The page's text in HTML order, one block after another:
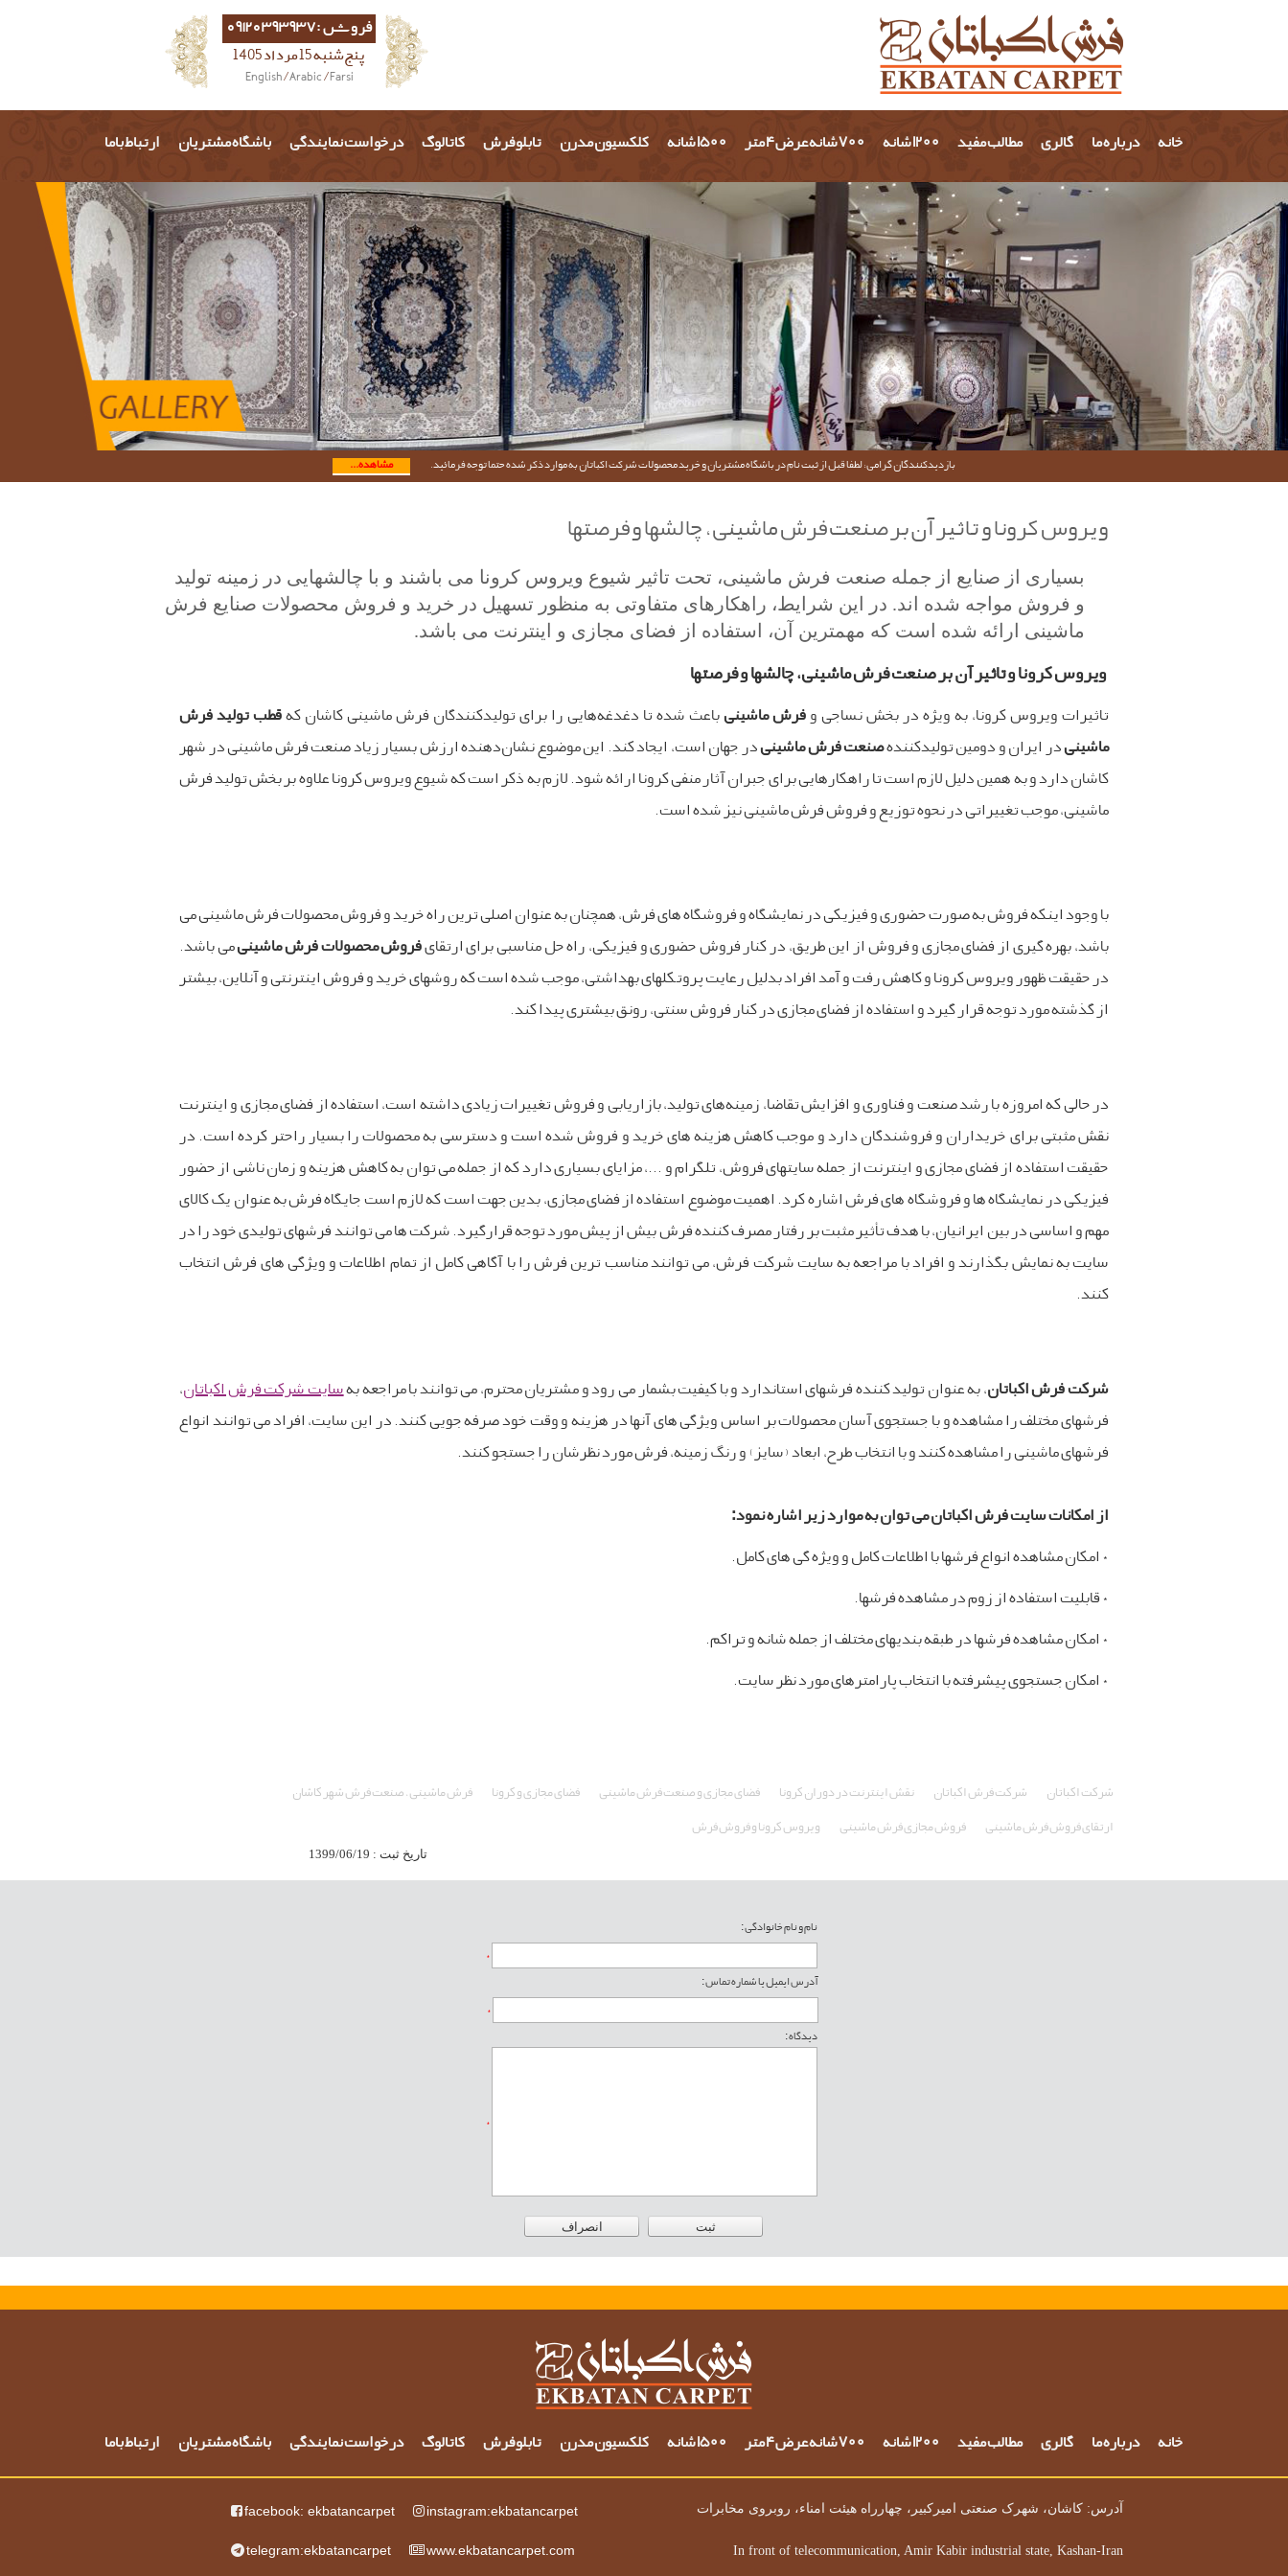
فروش :09120393937
پنج شنبه 15 مرداد 1405
English/ Arabic / Farsi
خانه درباره ما گالری مطالب مفید 1200 شانه 700 شانه عرض 4 متر 1500 شانه کلکسیون مدرن تابلو فرش کاتالوگ درخواست نمایندگی باشگاه مشتریان ارتباط باما
بازدیدکنندگان گرامی؛ لطفا قبل از ثبت نام در باشگاه مشتریان و خرید محصولات شرکت اکباتان به موارد ذکر شده حتما توجه فرمائید. مشاهده...
ویروس کرونا و تاثیر آن بر صنعت فرش ماشینی، چالشها و فرصتها
بسیاری از صنایع از جمله صنعت فرش ماشینی، تحت تاثیر شیوع ویروس کرونا می باشند و با چالشهایی در زمینه تولید
و فروش مواجه شده اند. در این شرایط، راهکارهای متفاوتی به منظور تسهیل در خرید و فروش محصولات صنایع فرش
ماشینی ارائه شده است که مهمترین آن، استفاده از فضای مجازی و اینترنت می باشد.
ویروس کرونا و تاثیر آن بر صنعت فرش ماشینی، چالشها و فرصتها
تاثیرات ویروس کرونا، به ویژه در بخش نساجی و فرش ماشینی باعث شده تا دغدغه‌هایی را برای تولیدکنندگان فرش ماشینی کاشان که قطب تولید فرش
ماشینی در ایران و دومین تولیدکنندهصنعت فرش ماشینی در جهان است، ایجاد کند. این موضوع نشان‌دهنده ارزش بسیار زیاد صنعت فرش ماشینی در شهر
کاشان دارد و به همین دلیل لازم است تا راهکارهایی برای جبران آثار منفی کرونا ارائه شود. لازم به ذکر است که شیوع ویروس کرونا علاوه بر بخش تولید فرش
ماشینی، موجب تغییراتی در نحوه توزیع و فروش فرش ماشینی نیز شده است.
با وجود اینکه فروش به صورت حضوری و فیزیکی در نمایشگاه و فروشگاه های فرش، همچنان به عنوان اصلی ترین راه خرید و فروش محصولات فرش ماشینی می
باشد، بهره گیری از فضای مجازی و فروش از این طریق، در کنار فروش حضوری و فیزیکی، راه حل مناسبی برای ارتقایفروش محصولات فرش ماشینیمی باشد.
در حقیقت ظهور ویروس کرونا و کاهش رفت و آمد افراد بدلیل رعایت پروتکلهای بهداشتی، موجب شده است که روشهای خرید و فروش اینترنتی و آنلاین، بیشتر
از گذشته مورد توجه قرار گیرد و استفاده از فضای مجازی در کنار فروش سنتی، رونق بیشتری پیدا کند.
در حالی که امروزه با رشد صنعت و فناوری و افزایش تقاضا، زمینه‌های تولید، بازاریابی و فروش تغییرات زیادی داشته است، استفاده از فضای مجازی و اینترنت
نقش مثبتی برای خریداران و فروشندگان دارد و موجب کاهش هزینه های خرید و فروش شده است و دسترسی به محصولات را بسیار راحتر کرده است. در
حقیقت استفاده از فضای مجازی و اینترنت از جمله سایتهای فروش، تلگرام و ...، مزایای بسیاری دارد که از جمله می توان به کاهش هزینه و زمان ناشی از حضور
فیزیکی در نمایشگاه ها و فروشگاه های فرش اشاره کرد. اهمیت موضوع استفاده از فضای مجازی، بدین جهت است که لازم است جایگاه فرش به عنوان یک کالای
مهم و اساسی در بین ایرانیان، با هدف تأثیر مثبت بر رفتار مصرف کننده فرش بیش از پیش مورد توجه قرارگیرد. شرکت ها می توانند فرشهای تولیدی خود را در
سایت به نمایش بگذارند و افراد با مراجعه به سایت شرکت فرش، می توانند مناسب ترین فرش را با آگاهی کامل از تمام اطلاعات و ویژگی های فرش انتخاب
کنند.
شرکت فرش اکباتان، به عنوان تولید کننده فرشهای استاندارد و با کیفیت بشمار می رود و مشتریان محترم، می توانند با مراجعه بهسایت شرکت فرش اکباتان،
فرشهای مختلف را مشاهده و با جستجوی آسان محصولات بر اساس ویژگی های آنها در هزینه و وقت خود صرفه جویی کنند. در این سایت، افراد می توانند انواع
فرشهای ماشینی را مشاهده کنند و با انتخاب طرح، ابعاد (سایز) و رنگ زمینه، فرش مورد نظرشان را جستجو کنند.
از امکانات سایت فرش اکباتان می توان به موارد زیر اشاره نمود:
* امکان مشاهده انواع فرشها با اطلاعات کامل و ویژه گی های کامل.
* قابلیت استفاده از زوم در مشاهده فرشها.
* امکان مشاهده فرشها در طبقه بندیهای مختلف از جمله شانه و تراکم.
* امکان جستجوی پیشرفته با انتخاب پارامترهای مورد نظر سایت.
شرکت اکباتان شرکت فرش اکباتان نقش اینترنت در دوران کرونا فضای مجازی و صنعت فرش ماشینی فضای مجازی و کرونا فرش ماشینی، صنعت فرش شهر کاشان
ارتقای فروش فرش ماشینی فروش مجازی فرش ماشینی ویروس کرونا و فروش فرش
تاریخ ثبت : 1399/06/19
نام و نام خانوادگی :
*
آدرس ایمیل یا شماره تماس :
*
دیدگاه :
*
خانه درباره ما گالری مطالب مفید 1200 شانه 700 شانه عرض 4 متر 1500 شانه کلکسیون مدرن تابلو فرش کاتالوگ درخواست نمایندگی باشگاه مشتریان ارتباط باما
آدرس: کاشان، شهرک صنعتی امیرکبیر، چهارراه هیئت امناء، روبروی مخابرات
In front of telecommunication, Amir Kabir industrial state, Kashan-Iran
instagram:ekbatancarpet
facebook: ekbatancarpet
www.ekbatancarpet.com
telegram:ekbatancarpet